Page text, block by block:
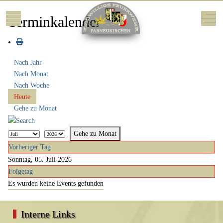
Mobile Menu Toggle Off-
Terminkalender
Nach Jahr
Nach Monat
Nach Woche
Heute
Gehe zu Monat
Gehe zu Monat
Vorheriger Tag
Sonntag, 05. Juli 2026
Folgetag
Es wurden keine Events gefunden
Interne Links